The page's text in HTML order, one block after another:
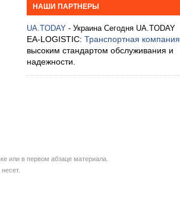
НАШИ ПАРТНЕРЫ
UA.TODAY - Украина Сегодня UA.TODAY
EA-LOGISTIC: Транспортная компания
высоким стандартом обслуживания и
надежности.
или в первом абзаце материала.